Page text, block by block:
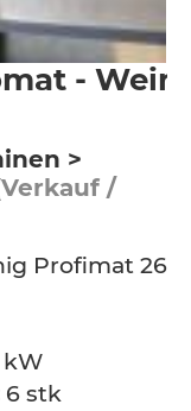
-
>
/
Profimat 26
6 stk